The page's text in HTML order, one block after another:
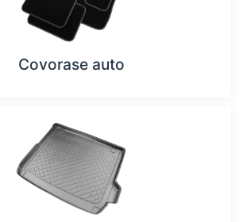
Covorase auto